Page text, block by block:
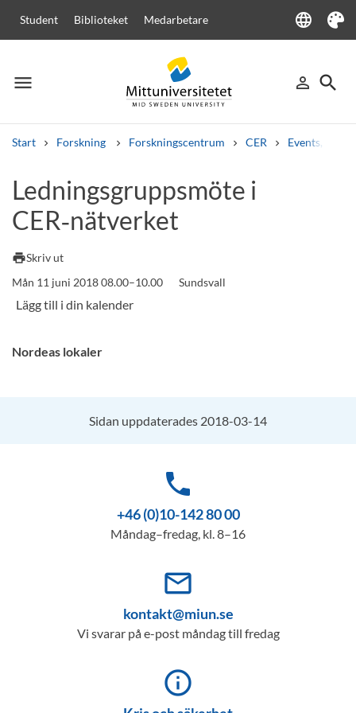
Student Biblioteket Medarbetare language
Language
Tema
menu
Meny person_outline
Logga in
search
Sök
Start Forskning Forskningscentrum CER Events,
Andra söktjänster
Kurser och program Kursplaner
Ledningsgruppsmöte i
CER‑nätverket
printSkriv ut
Mån 11 juni 2018 08.00–10.00
Sundsvall
Nordeas lokaler
Sidan uppdaterades 2018-03-14
phone
+46 (0)10-142 80 00
Måndag–fredag, kl. 8–16
mail_outline
kontakt@miun.se
Vi svarar på e-post måndag till fredag
info_outline